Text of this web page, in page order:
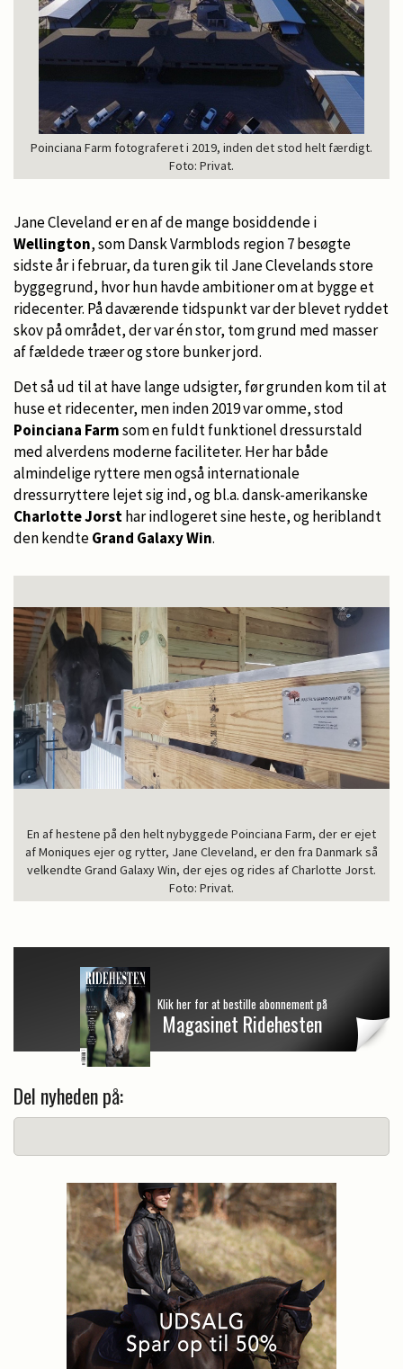
Poinciana Farm fotograferet i 2019, inden det stod helt færdigt.
Foto: Privat.
Jane Cleveland er en af de mange bosiddende i
Wellington, som Dansk Varmblods region 7 besøgte
sidste år i februar, da turen gik til Jane Clevelands store
byggegrund, hvor hun havde ambitioner om at bygge et
ridecenter. På daværende tidspunkt var der blevet ryddet
skov på området, der var én stor, tom grund med masser
af fældede træer og store bunker jord.
Det så ud til at have lange udsigter, før grunden kom til at
huse et ridecenter, men inden 2019 var omme, stod
Poinciana Farmsom en fuldt funktionel dressurstald
med alverdens moderne faciliteter. Her har både
almindelige ryttere men også internationale
dressurryttere lejet sig ind, og bl.a. dansk-amerikanske
Charlotte Jorsthar indlogeret sine heste, og heriblandt
den kendteGrand Galaxy Win.
En af hestene på den helt nybyggede Poinciana Farm, der er ejet
af Moniques ejer og rytter, Jane Cleveland, er den fra Danmark så
velkendte Grand Galaxy Win, der ejes og rides af Charlotte Jorst.
Foto: Privat.
Klik her for at bestille abonnement på
Magasinet Ridehesten
Del nyheden på: